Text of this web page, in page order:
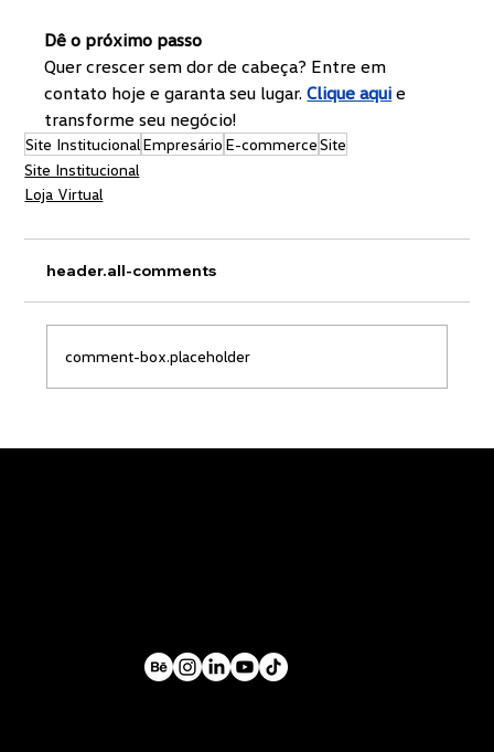
Dê o próximo passo
Quer crescer sem dor de cabeça? Entre em
contato hoje e garanta seu lugar. Clique aqui e
transforme seu negócio!
Site InstitucionalEmpresário E-commerceSite
Site Institucional
Loja Virtual
header.all-comments
comment-box.placeholder